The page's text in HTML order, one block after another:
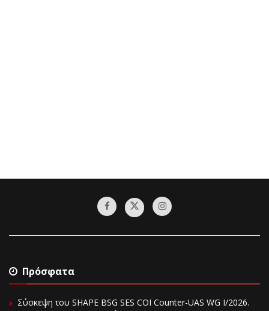
Πρόσφατα
Σύσκεψη του SHAPE BSG SES COI Counter-UAS WG I/2026.